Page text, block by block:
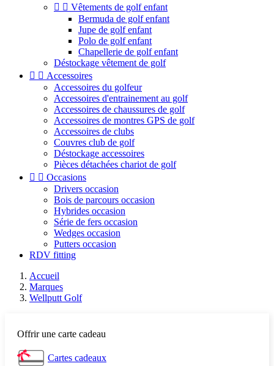
  Vêtements de golf enfant
Bermuda de golf enfant
Jupe de golf enfant
Polo de golf enfant
Chapellerie de golf enfant
Déstockage vêtement de golf
  Accessoires
Accessoires du golfeur
Accessoires d'entrainement au golf
Accessoires de chaussures de golf
Accessoires de montres GPS de golf
Accessoires de clubs
Couvres club de golf
Déstockage accessoires
Pièces détachées chariot de golf
  Occasions
Drivers occasion
Bois de parcours occasion
Hybrides occasion
Série de fers occasion
Wedges occasion
Putters occasion
RDV fitting
Accueil
Marques
Wellputt Golf
Offrir une carte cadeau
Cartes cadeaux